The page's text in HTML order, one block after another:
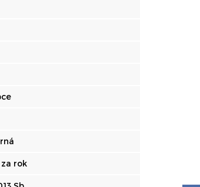
za rok